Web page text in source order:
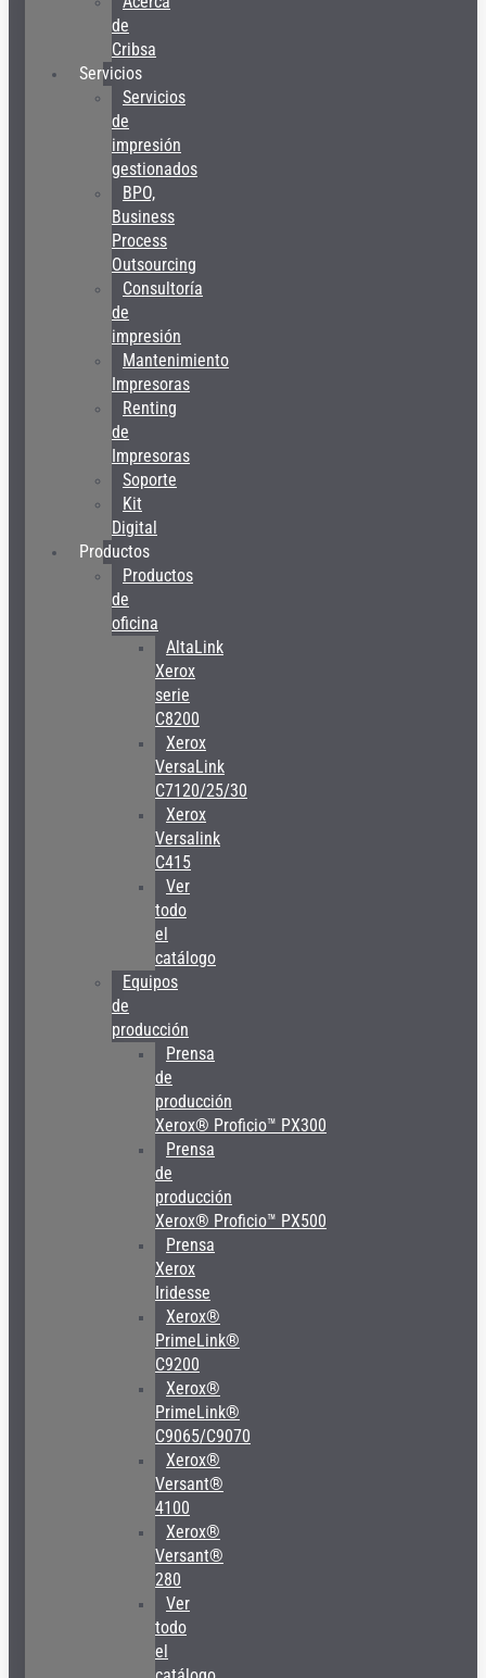
de
Cribsa
Servicios
Servicios
de
impresión
gestionados
BPO,
Business
Process
Outsourcing
Consultoría
de
impresión
Mantenimiento
Impresoras
Renting
de
Impresoras
Soporte
Kit
Digital
Productos
Productos
de
oficina
AltaLink
Xerox
serie
C8200
Xerox
VersaLink
C7120/25/30
Xerox
Versalink
C415
Ver
todo
el
catálogo
Equipos
de
producción
Prensa
de
producción
Xerox® Proficio™ PX300
Prensa
de
producción
Xerox® Proficio™ PX500
Prensa
Xerox
Iridesse
Xerox®
PrimeLink®
C9200
Xerox®
PrimeLink®
C9065/C9070
Xerox®
Versant®
4100
Xerox®
Versant®
280
Ver
todo
el